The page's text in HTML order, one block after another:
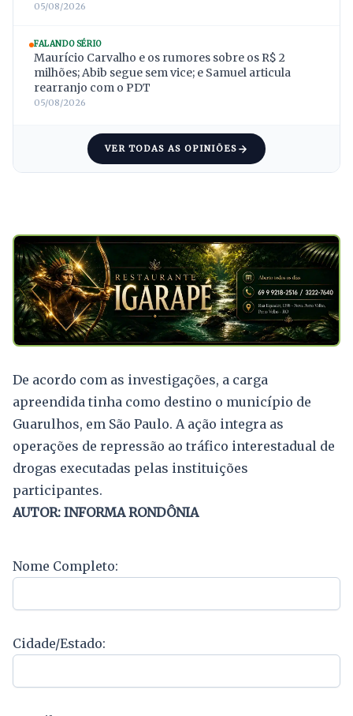
05/08/2026
FALANDO SÉRIO
Maurício Carvalho e os rumores sobre os R$ 2
milhões; Abib segue sem vice; e Samuel articula
rearranjo com o PDT
05/08/2026
VER TODAS AS OPINIÕES
De acordo com as investigações, a carga
apreendida tinha como destino o município de
Guarulhos, em São Paulo. A ação integra as
operações de repressão ao tráfico interestadual de
drogas executadas pelas instituições
participantes.
AUTOR: INFORMA RONDÔNIA
Nome Completo:
Cidade/Estado: